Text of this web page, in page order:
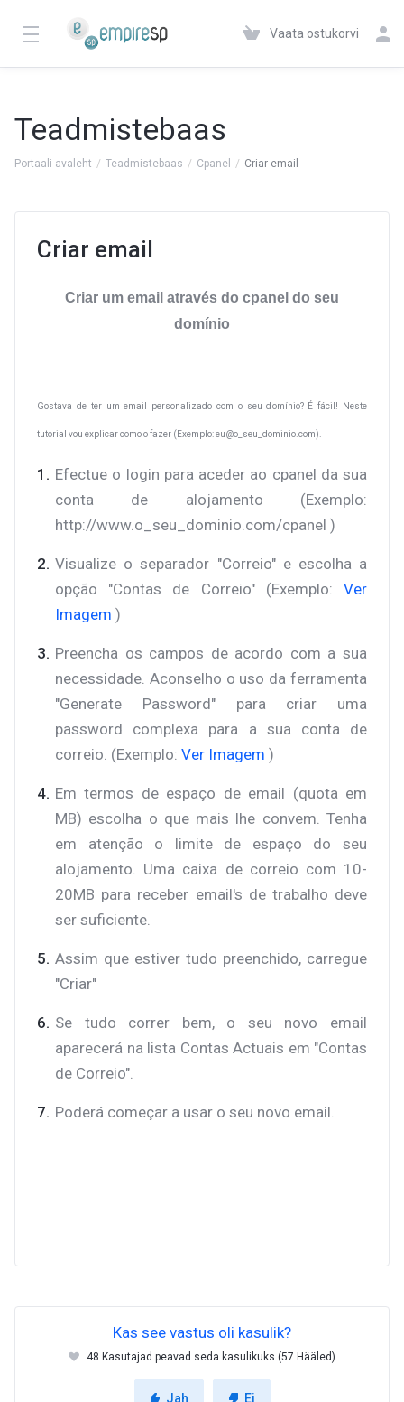
Vaata ostukorvi
Teadmistebaas
Portaali avaleht Teadmistebaas Cpanel Criar email
Criar email
Criar um email através do cpanel do seu
domínio
Gostava de ter um email personalizado com o seu domínio? É fácil! Neste
tutorial vou explicar como o fazer (Exemplo: eu@o_seu_dominio .com).
Efectue o login para aceder ao cpanel da sua
conta de alojamento (Exemplo:
http://www.o_seu_dominio.com/cpanel )
Visualize o separador "Correio" e escolha a
opção "Contas de Correio" (Exemplo: Ver
Imagem )
Preencha os campos de acordo com a sua
necessidade. Aconselho o uso da ferramenta
"Generate Password" para criar uma
password complexa para a sua conta de
correio. (Exemplo: Ver Imagem )
Em termos de espaço de email (quota em
MB) escolha o que mais lhe convem. Tenha
em atenção o limite de espaço do seu
alojamento. Uma caixa de correio com 10-
20MB para receber email's de trabalho deve
ser suficiente.
Assim que estiver tudo preenchido, carregue
"Criar"
Se tudo correr bem, o seu novo email
aparecerá na lista Contas Actuais em "Contas
de Correio".
Poderá começar a usar o seu novo email.
Kas see vastus oli kasulik?
48 Kasutajad peavad seda kasulikuks (57 Hääled)
Jah Ei